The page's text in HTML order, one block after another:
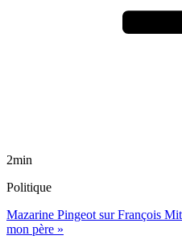
2min
Politique
Mazarine Pingeot sur François
mon père »